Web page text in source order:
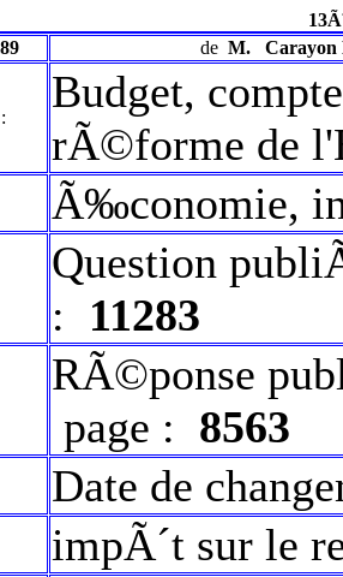
de M. Carayon
Budget,
rÃ©forme de
Ã‰conomie,
Question
: 11283
RÃ©ponse
page : 8563
Date de
impÃ´t sur le